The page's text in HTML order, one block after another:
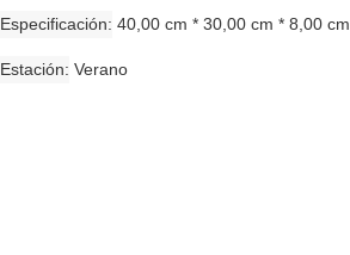
Especificación 40,00 cm * 30,00 cm * 8,00 cm
Estación Verano